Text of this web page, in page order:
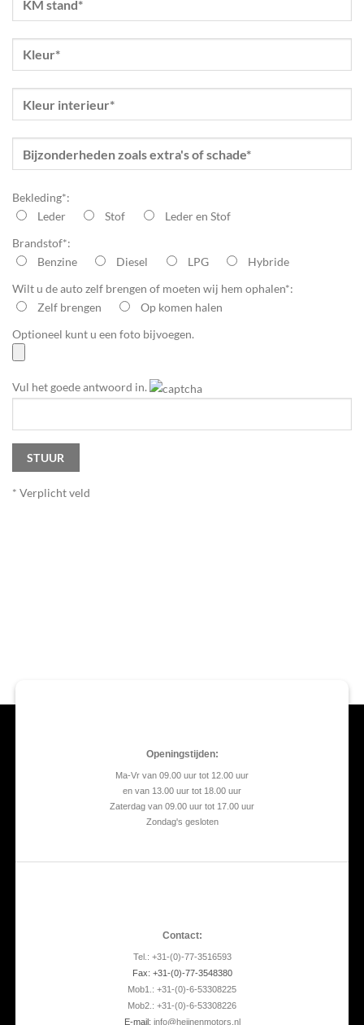
Bekleding*:
Leder
Stof
Leder en Stof
Brandstof*:
Benzine
Diesel LPG
Hybride
Wilt u de auto zelf brengen of moeten wij hem ophalen*:
Zelf brengen
Op komen halen
Optioneel kunt u een foto bijvoegen.
Vul het goede antwoord in.
* Verplicht veld
Openingstijden:
Ma-Vr van 09.00 uur tot 12.00 uur
en van 13.00 uur tot 18.00 uur
Zaterdag van 09.00 uur tot 17.00 uur
Zondag's gesloten
Contact:
Tel.: +31-(0)-77-3516593
Fax: +31-(0)-77-3548380
Mob1.: +31-(0)-6-53308225
Mob2.: +31-(0)-6-53308226
E-mail: info@heijnenmotors.nl